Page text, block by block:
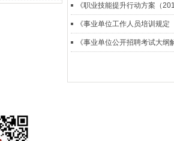
《职业技能提升行动方案（
《事业单位工作人员培训规定
《事业单位公开招聘考试大纲